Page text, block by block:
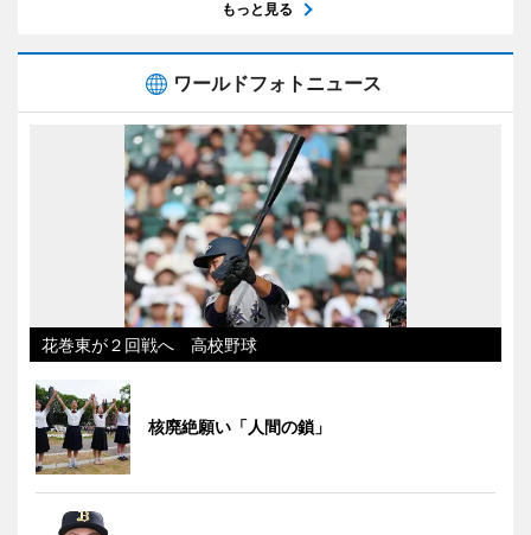
もっと見る
ワールドフォトニュース
花巻東が２回戦へ 高校野球
核廃絶願い「人間の鎖」